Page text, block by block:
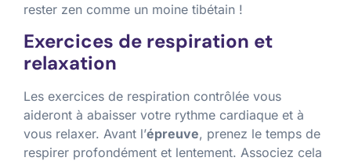
rester zen comme un moine tibétain !
Exercices de respiration et
relaxation
Les exercices de respiration contrôlée vous
aideront à abaisser votre rythme cardiaque et à
vous relaxer. Avant l’épreuve, prenez le temps de
respirer profondément et lentement. Associez cela